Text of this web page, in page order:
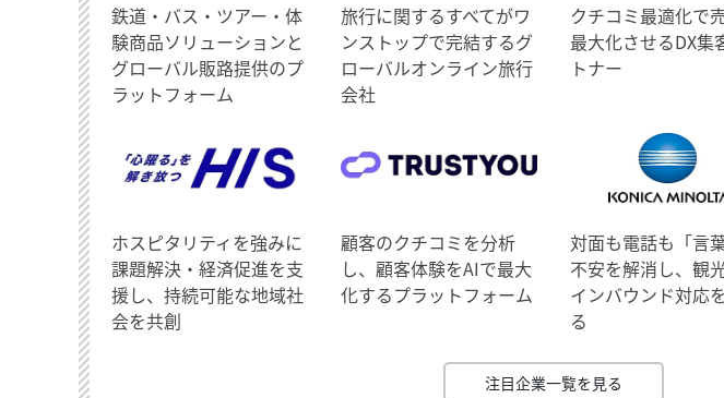
鉄道・バス・ツアー・体
験商品ソリューションと
グローバル販路提供のプ
ラットフォーム
旅行に関するすべてがワ
ンストップで完結するグ
ローバルオンライン旅行
会社
クチコミ最適化で
最大化させるDX集
トナー
ホスピタリティを強みに
課題解決・経済促進を支
援し、持続可能な地域社
会を共創
顧客のクチコミを分析
し、顧客体験をAIで最大
化するプラットフォーム
対面も電話も「言
不安を解消し、観
インバウンド対応
る
注目企業一覧を見る